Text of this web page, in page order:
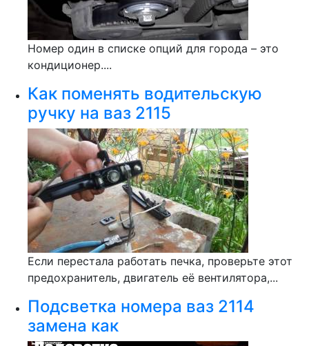
Номер один в списке опций для города – это
кондиционер....
Как поменять водительскую
ручку на ваз 2115
Если перестала работать печка, проверьте этот
предохранитель, двигатель её вентилятора,...
Подсветка номера ваз 2114
замена как